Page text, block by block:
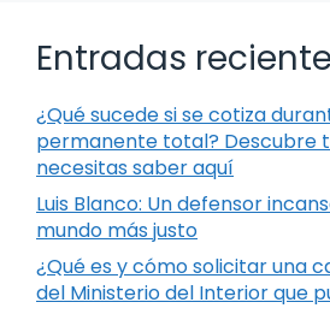
Entradas
¿Qué sucede si se cotiza
permanente total? Descubre
necesitas saber aquí
Luis Blanco: Un defensor
mundo más justo
¿Qué es y cómo solicitar una
del Ministerio del Interior que